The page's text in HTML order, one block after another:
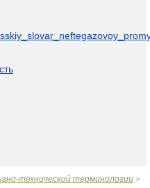
технической терминологии >